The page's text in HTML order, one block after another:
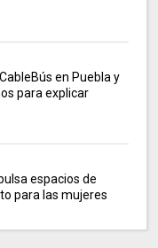
en Puebla y
para explicar
espacios de
para las mujeres